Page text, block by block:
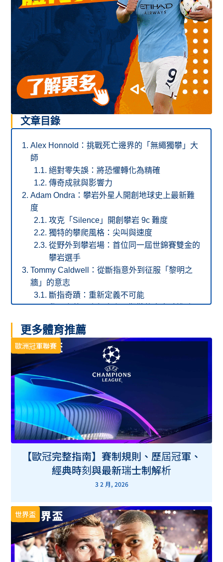
文章目錄
Alex Honnold：挑戰死亡邊界的「無繩獨攀」大
師
絕對零失誤：將恐懼轉化為精確
傳奇成就與影響力
Adam Ondra：攀岩外星人開創地球史上最新難
度
攻克「Silence」開創攀岩 9c 難度
獨特的攀爬風格：尖叫與速度
從野外到攀岩場：首位同一屆世錦賽雙金的
攀岩選手
Tommy Caldwell：從斷指意外到征服「黎明之
牆」的意志
斷指奇蹟：重新定義不可能
黎明之牆：人類史上最艱難的大岩壁挑戰
茲橫越」傳奇
Dean Potter：遊走在生死邊緣的「暗黑巫師」
自由獨攀的先驅：不只是攀岩，而是與山對
傳奇成就：超越重力的速度與距離
極致自由的代價：高空走繩、特技跳傘與最
後的飛翔
Marc-André Leclerc：孤高的「阿爾卑斯人」
真正的「阿爾卑斯式」精神
《阿爾卑斯人》：連 Alex Honnold 都崇拜
的對象
結論：攀岩傳奇留給我們的智慧
更多攀岩故事
更多體育推薦
歐洲冠軍聯賽
【歐冠完整指南】賽制規則、歷屆冠軍、
經典時刻與最新瑞士制解析
3 2 月, 2026
世界盃